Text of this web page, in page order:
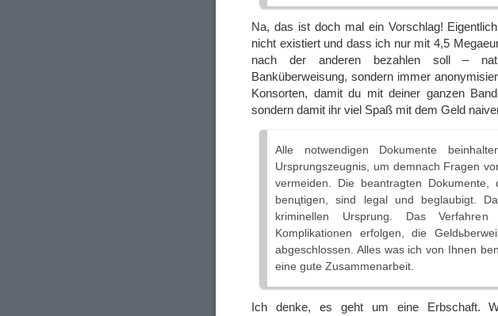
Na, das ist doch mal ein Vorschlag!
nicht existiert und dass ich nur mit 4,5
nach der anderen bezahlen soll –
Banküberweisung, sondern immer
Konsorten, damit du mit deiner ganzen
sondern damit ihr viel Spaß mit dem Geld
Alle notwendigen Dokumente
Ursprungszeugnis, um demnach Fragen
vermeiden. Die beantragten
benцtigen, sind legal und beglaubigt.
kriminellen Ursprung. Das
Komplikationen erfolgen, die
abgeschlossen. Alles was ich von Ihnen
eine gute Zusammenarbeit.
Ich denke, es geht um eine Erbschaft.